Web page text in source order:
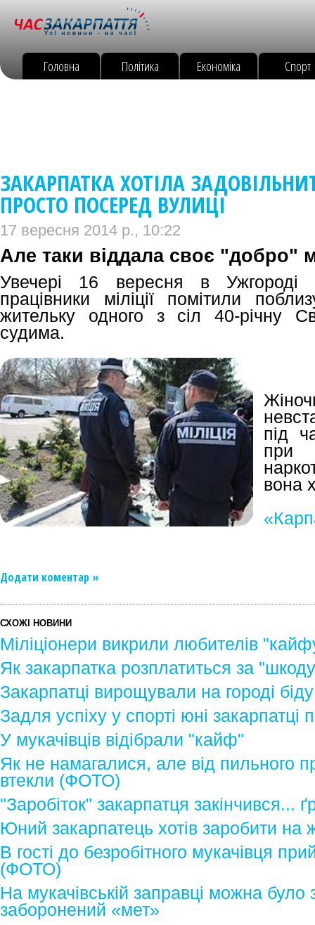
Головна Політика Економіка Спорт
ЗАКАРПАТКА ХОТІЛА
ПРОСТО ПОСЕРЕД ВУЛИЦІ
17 вересня 2014 р., 10:22
Але таки віддала своє "добро"
Увечері 16 вересня в Ужгороді
працівники міліції помітили
жительку одного з сіл 40-річну
судима.
під
при
вона
Додати коментар »
СХОЖІ НОВИНИ
Міліціонери викрили любителів
Як закарпатка розплатиться за
Закарпатці вирощували на городі біду
Задля успіху у спорті юні закарпатці
У мукачівців відібрали "кайф"
Як не намагалися, але від пильного
втекли (ФОТО)
"Заробіток" закарпатця закінчився...
Юний закарпатець хотів заробити на
В гості до безробітного мукачівця
(ФОТО)
На мукачівській заправці можна було
заборонений «мет»